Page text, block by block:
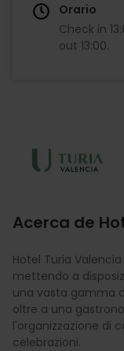
Orario
Check in
out 13:00.
Acerca de
Hotel Turia
mettendo a
una vasta gamma
oltre a una
l'organizzazione di
celebrazioni.